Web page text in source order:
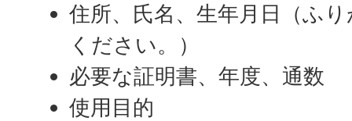
住所、氏名、生年月日（ふ
ください。）
必要な証明書、年度、通数
使用目的